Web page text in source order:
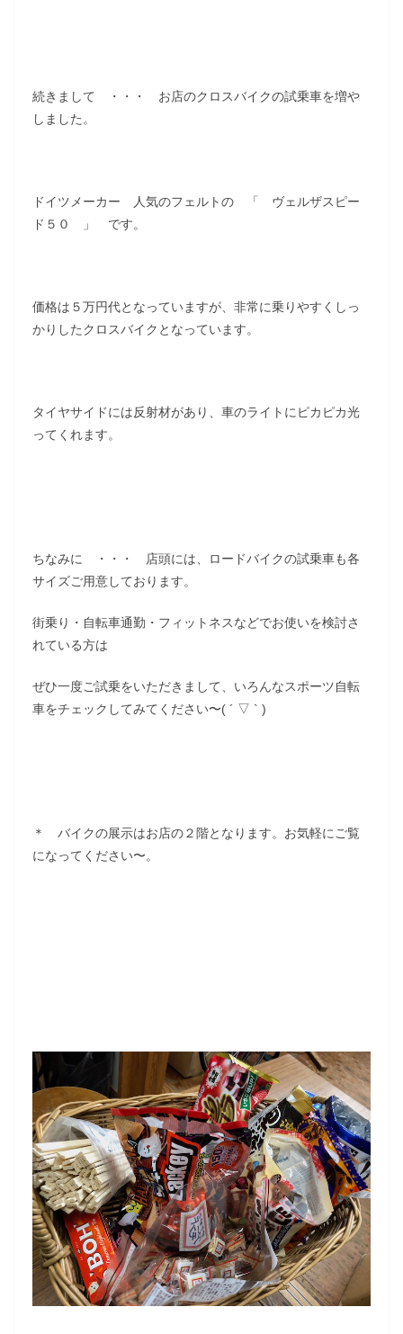
続きまして ・・・ お店のクロスバイクの試乗車を増や
しました。
ドイツメーカー 人気のフェルトの 「 ヴェルザスピー
ド５０ 」 です。
価格は５万円代となっていますが、非常に乗りやすくしっ
かりしたクロスバイクとなっています。
タイヤサイドには反射材があり、車のライトにピカピカ光
ってくれます。
ちなみに ・・・ 店頭には、ロードバイクの試乗車も各
サイズご用意しております。
街乗り・自転車通勤・フィットネスなどでお使いを検討さ
れている方は
ぜひ一度ご試乗をいただきまして、いろんなスポーツ自転
車をチェックしてみてください〜( ´ ▽ ` )
＊ バイクの展示はお店の２階となります。お気軽にご覧
になってください〜。